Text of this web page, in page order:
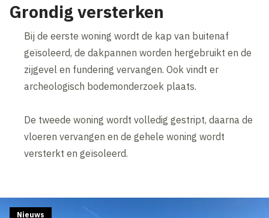
Grondig versterken
Bij de eerste woning wordt de kap van buitenaf
geïsoleerd, de dakpannen worden hergebruikt en de
zijgevel en fundering vervangen. Ook vindt er
archeologisch bodemonderzoek plaats.
De tweede woning wordt volledig gestript, daarna de
vloeren vervangen en de gehele woning wordt
versterkt en geïsoleerd.
Nieuws